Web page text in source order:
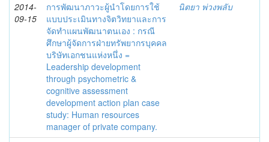
2014-
09-15
การพัฒนาภาวะผู้นำโดยการใช้
แบบประเมินทางจิตวิทยาและการ
จัดทำแผนพัฒนาตนเอง : กรณี
ศึกษาผู้จัดการฝ่ายทรัพยากรบุคคล
บริษัทเอกชนแห่งหนึ่ง =
Leadership development
through psychometric &
cognitive assessment
development action plan case
study: Human resources
manager of private company.
นิตยา พ่วงพลับ